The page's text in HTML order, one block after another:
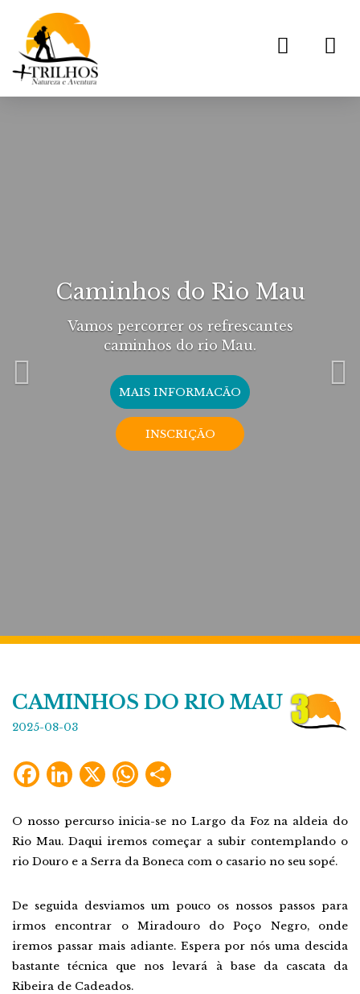
Caminhos do Rio Mau
Vamos percorrer os refrescantes
caminhos do rio Mau.
MAIS INFORMACÃO
INSCRIÇÃO
CAMINHOS DO RIO MAU
2025-08-03
FacebookLinkedIn
X WhatsApp
O nosso percurso inicia-se no Largo da Foz na aldeia do
Rio Mau. Daqui iremos começar a subir contemplando o
rio Douro e a Serra da Boneca com o casario no seu sopé.
De seguida desviamos um pouco os nossos passos para
irmos encontrar o Miradouro do Poço Negro, onde
iremos passar mais adiante. Espera por nós uma descida
bastante técnica que nos levará à base da cascata da
Ribeira de Cadeados.